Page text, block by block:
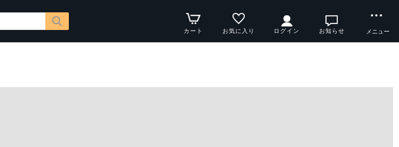
カート お気に入り ログイン お知らせ メニュー